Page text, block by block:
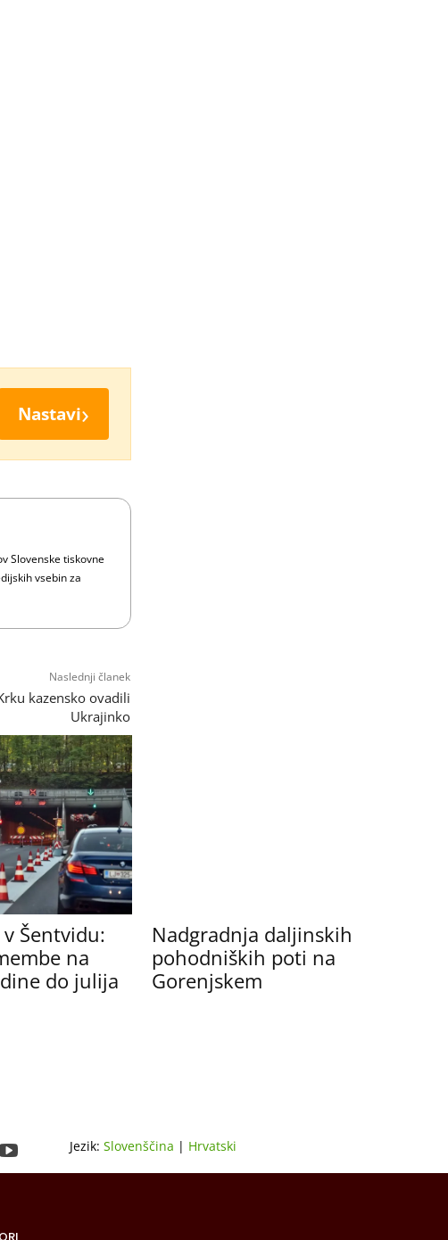
Nastavi›
Slovenske tiskovne
vsebin za
Naslednji članek
kazensko ovadili
Ukrajinko
Šentvidu:
na
do julija
Nadgradnja daljinskih
pohodniških poti na
Gorenjskem
Jezik: Slovenščina | Hrvatski